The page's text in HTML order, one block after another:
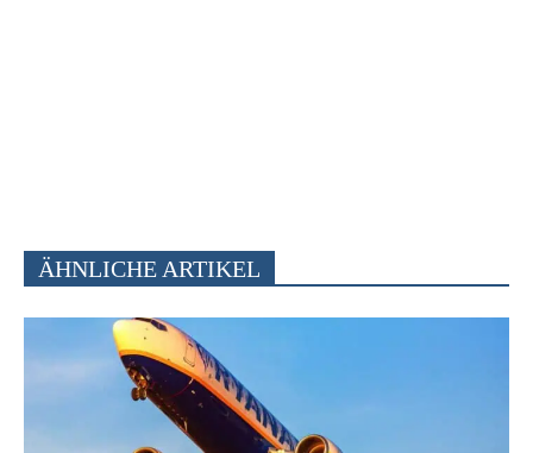
ÄHNLICHE ARTIKEL